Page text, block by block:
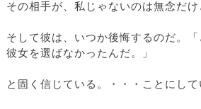
その相手が、私じゃないのは無念だけ
そして彼は、いつか後悔するのだ。
彼女を選ばなかったんだ。」
と固く信じている。・・・ことにして